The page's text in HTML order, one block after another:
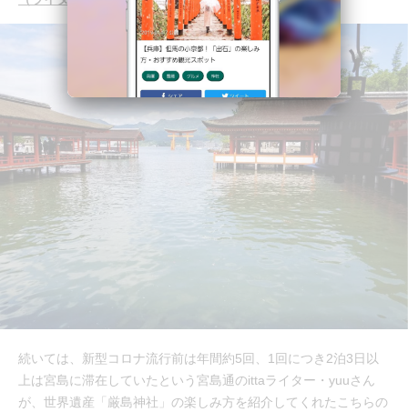
続いては、新型コロナ流行前は年間約5回、1回につき2泊3日以
上は宮島に滞在していたという宮島通のittaライター・yuuさん
が、世界遺産「厳島神社」の楽しみ方を紹介してくれたこちらの